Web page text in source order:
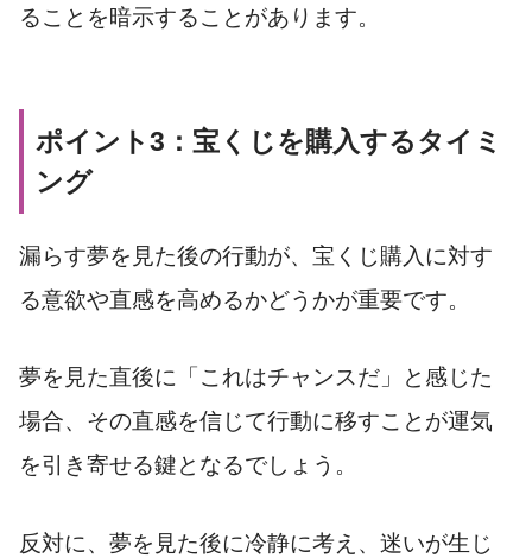
ることを暗示することがあります。
ポイント3：宝くじを購入するタイミ
ング
漏らす夢を見た後の行動が、宝くじ購入に対す
る意欲や直感を高めるかどうかが重要です。
夢を見た直後に「これはチャンスだ」と感じた
場合、その直感を信じて行動に移すことが運気
を引き寄せる鍵となるでしょう。
反対に、夢を見た後に冷静に考え、迷いが生じ